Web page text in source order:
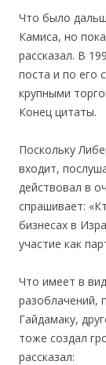
Что было
Камиса, но
рассказал. В
поста и по его
крупными
Конец цитаты.
Поскольку
входит,
действовал в
спрашивает:
бизнесах в
участие как
Что имеет в
разоблачений,
Гайдамаку,
тоже создал
рассказал: